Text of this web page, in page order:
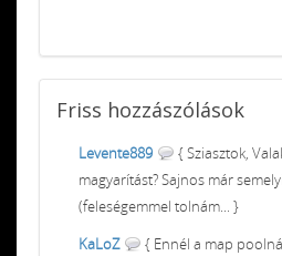
Friss hozzászólások
Levente889
{ Sziasztok,
magyarítást? Sajnos már
(feleségemmel tolnám... }
KaLoZ
{ Ennél a map